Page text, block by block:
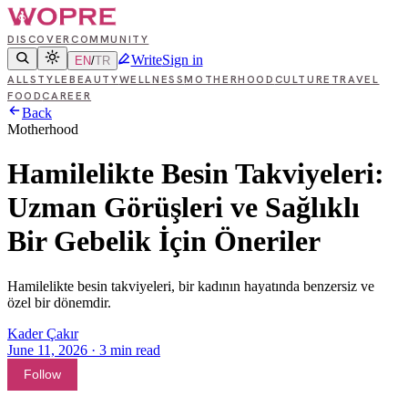
DISCOVERCOMMUNITY
EN/TR WriteSign in
ALLSTYLE BEAUTYWELLNESSMOTHERHOOD CULTURE TRAVEL
FOODCAREER
Back
Motherhood
Hamilelikte Besin Takviyeleri:
Uzman Görüşleri ve Sağlıklı
Bir Gebelik İçin Öneriler
Hamilelikte besin takviyeleri, bir kadının hayatında benzersiz ve
özel bir dönemdir.
Kader Çakır
June 11, 2026 · 3 min read
Follow